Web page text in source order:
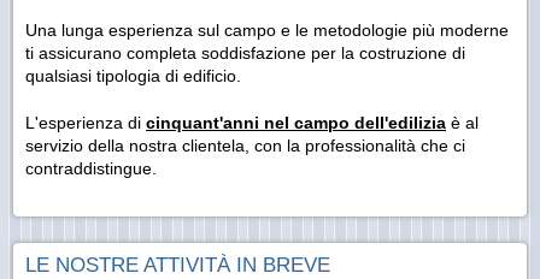
Una lunga esperienza sul campo e le metodologie più moderne
ti assicurano completa soddisfazione per la costruzione di
qualsiasi tipologia di edificio.
L'esperienza di cinquant'anni nel campo dell'edilizia è al
servizio della nostra clientela, con la professionalità che ci
contraddistingue.
LE NOSTRE ATTIVITÀ IN BREVE